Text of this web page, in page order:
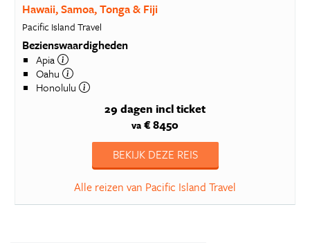
Hawaii, Samoa, Tonga & Fiji
Pacific Island Travel
Bezienswaardigheden
Apia
Oahu
Honolulu
29 dagen incl ticket
va € 8450
BEKIJK DEZE REIS
Alle reizen van Pacific Island Travel